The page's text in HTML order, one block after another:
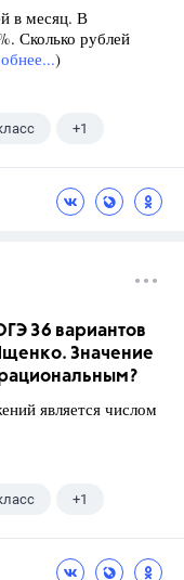
в месяц. В
Сколько рублей
)
+1
36 вариантов
Значение
является числом
+1